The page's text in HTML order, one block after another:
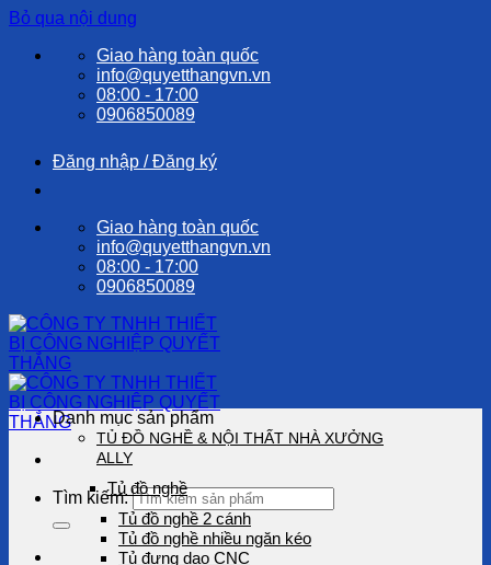
Bỏ qua nội dung
Giao hàng toàn quốc
info@quyetthangvn.vn
08:00 - 17:00
0906850089
Đăng nhập / Đăng ký
Giao hàng toàn quốc
info@quyetthangvn.vn
08:00 - 17:00
0906850089
Tìm kiếm:
Danh mục sản phẩm
TỦ ĐỒ NGHỀ & NỘI THẤT NHÀ XƯỞNG
ALLY
Tủ đồ nghề
Tủ đồ nghề 2 cánh
Tủ đồ nghề nhiều ngăn kéo
Tủ đựng dao CNC